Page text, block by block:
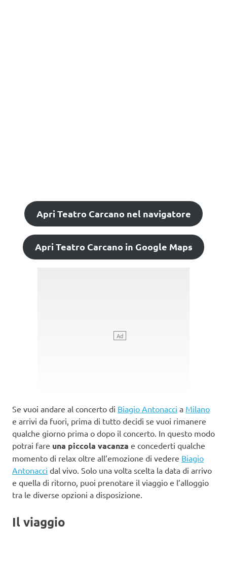
Apri Teatro Carcano nel navigatore
Apri Teatro Carcano in Google Maps
Se vuoi andare al concerto di Biagio Antonacci a Milano
e arrivi da fuori, prima di tutto decidi se vuoi rimanere
qualche giorno prima o dopo il concerto. In questo modo
potrai fare una piccola vacanza e concederti qualche
momento di relax oltre all’emozione di vedere Biagio
Antonacci dal vivo. Solo una volta scelta la data di arrivo
e quella di ritorno, puoi prenotare il viaggio e l’alloggio
tra le diverse opzioni a disposizione.
Il viaggio